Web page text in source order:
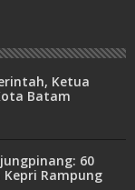
Ketua
Batam
60
Kepri Rampung